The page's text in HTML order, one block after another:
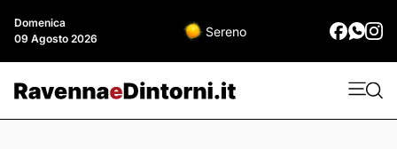
Domenica
09 Agosto 2026
Sereno